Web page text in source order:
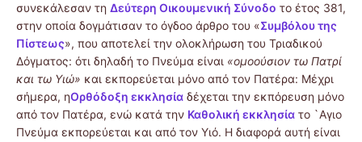
συνεκάλεσαν τη Δεύτερη Οικουμενική Σύνοδο το έτος 381,
στην οποία δογμάτισαν το όγδοο άρθρο του «Συμβόλου της
Πίστεως», που αποτελεί την ολοκλήρωση του Τριαδικού
Δόγματος: ότι δηλαδή το Πνεύμα είναι «ομοούσιον τω Πατρί
και τω Υιώ» και εκπορεύεται μόνο από τον Πατέρα: Μέχρι
σήμερα, ηΟρθόδοξη εκκλησία δέχεται την εκπόρευση μόνο
από τον Πατέρα, ενώ κατά την Καθολική εκκλησία το `Αγιο
Πνεύμα εκπορεύεται και από τον Υιό. Η διαφορά αυτή είναι